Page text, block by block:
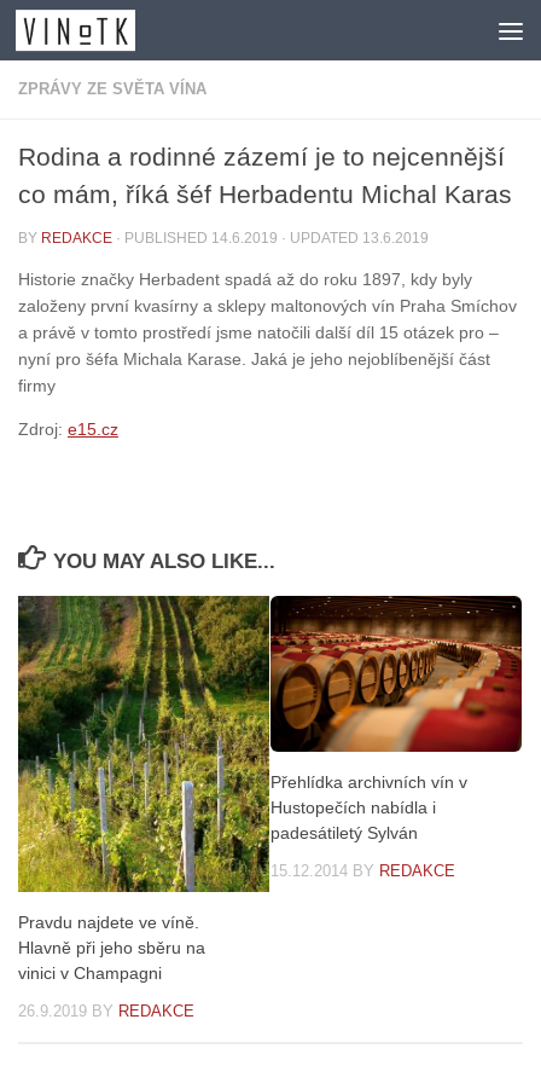
Skip to content
ZPRÁVY ZE SVĚTA VÍNA
Rodina a rodinné zázemí je to nejcennější
co mám, říká šéf Herbadentu Michal Karas
BY REDAKCE · PUBLISHED 14.6.2019 · UPDATED 13.6.2019
Historie značky Herbadent spadá až do roku 1897, kdy byly
založeny první kvasírny a sklepy maltonových vín Praha Smíchov
a právě v tomto prostředí jsme natočili další díl 15 otázek pro –
nyní pro šéfa Michala Karase. Jaká je jeho nejoblíbenější část
firmy
Zdroj: e15.cz
YOU MAY ALSO LIKE...
Pravdu najdete ve víně.
Hlavně při jeho sběru na
vinici v Champagni
26.9.2019 BY REDAKCE
Přehlídka archivních vín v
Hustopečích nabídla i
padesátiletý Sylván
15.12.2014 BY REDAKCE